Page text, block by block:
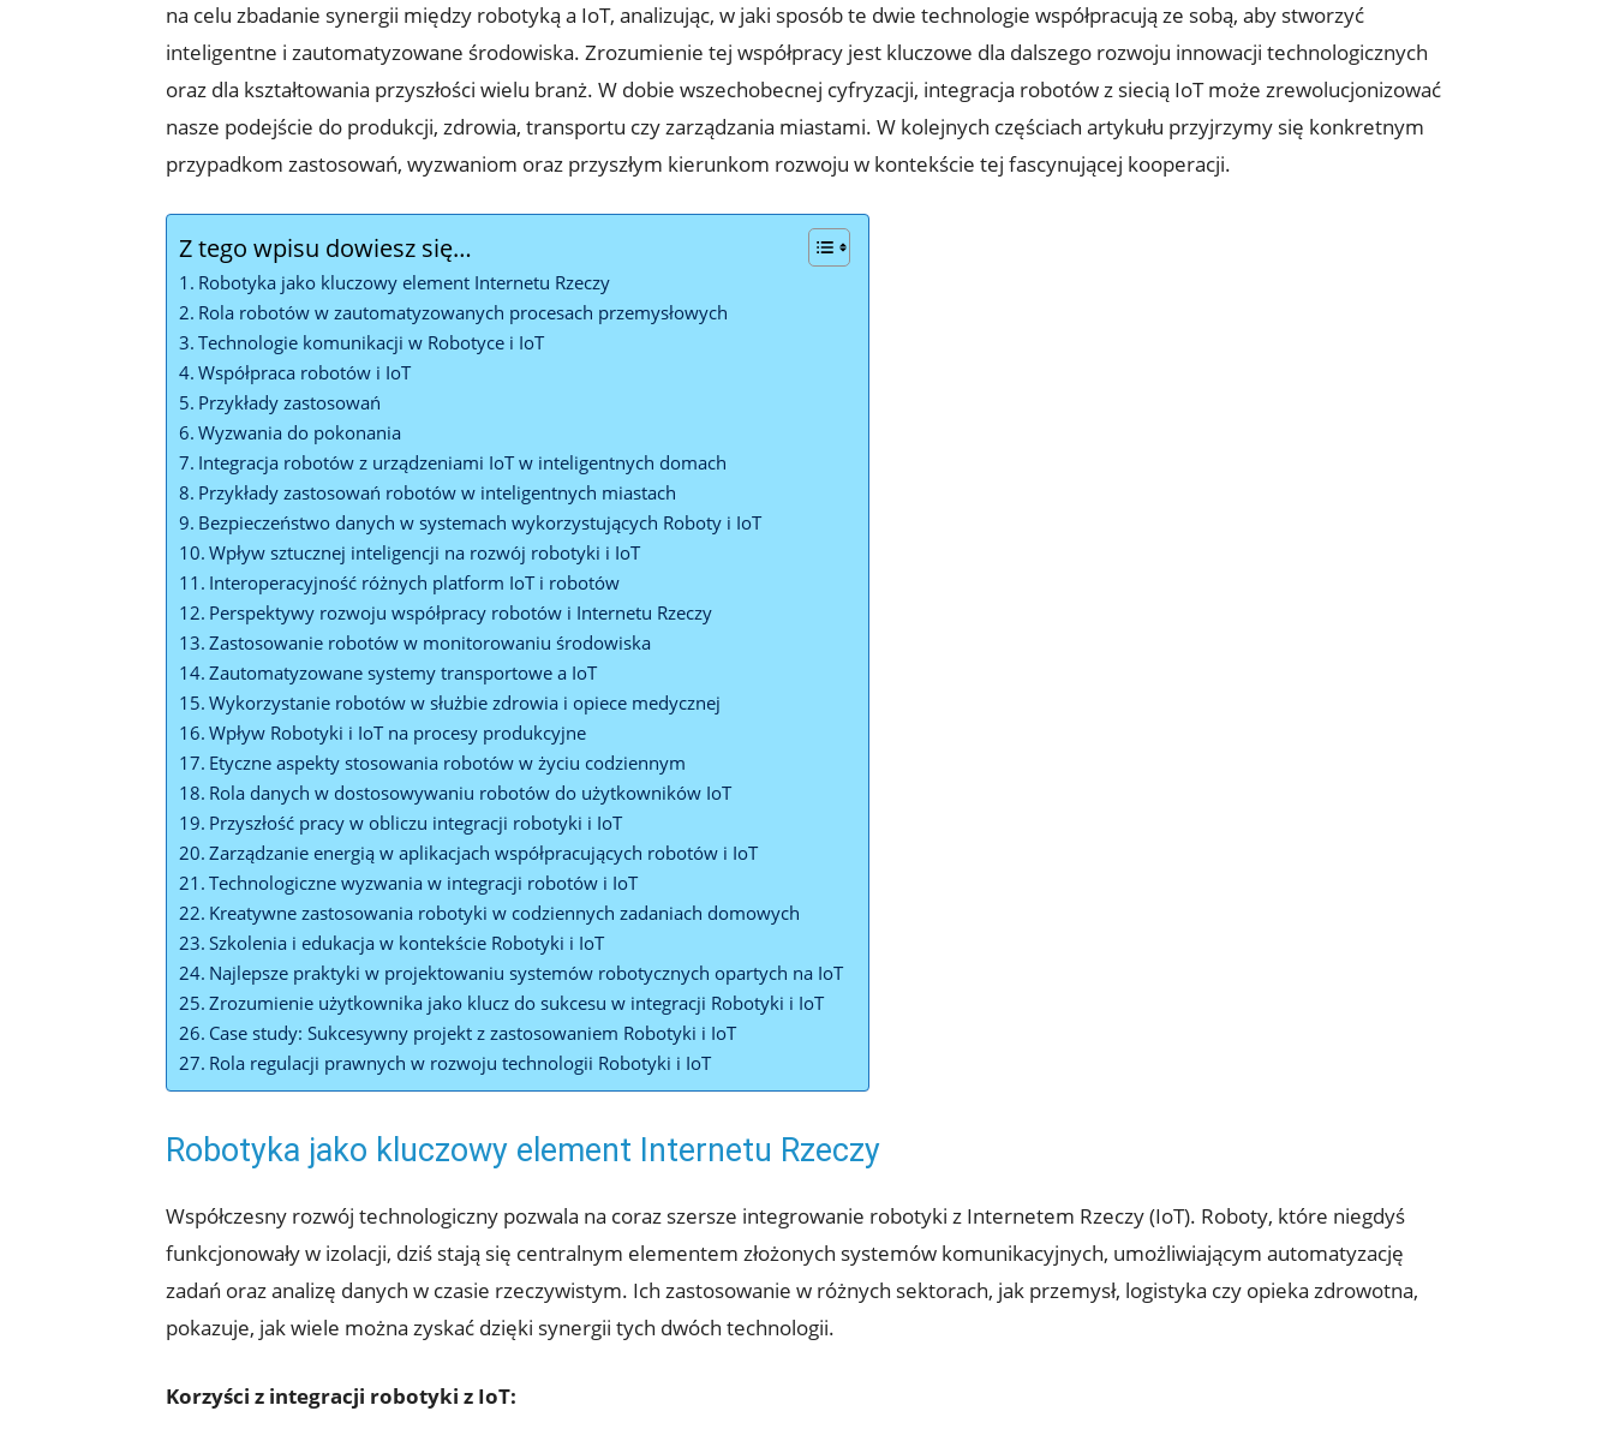
na celu zbadanie synergii między robotyką a​ IoT, analizując, w jaki ⁣sposób te dwie technologie współpracują ze sobą,⁢ aby stworzyć
inteligentne i zautomatyzowane środowiska. Zrozumienie tej‌ współpracy jest kluczowe dla ⁤dalszego rozwoju innowacji technologicznych
oraz dla ‍kształtowania przyszłości ‍wielu ‌branż. W dobie ‍wszechobecnej cyfryzacji, ​integracja robotów z siecią IoT​ może zrewolucjonizować
nasze podejście do produkcji, zdrowia, transportu czy⁤ zarządzania miastami. W kolejnych częściach‍ artykułu przyjrzymy ⁤się konkretnym
⁢przypadkom zastosowań, ⁢wyzwaniom oraz ⁣przyszłym kierunkom‌ rozwoju w kontekście tej fascynującej kooperacji.
Z tego wpisu dowiesz się…
Robotyka⁢ jako‌ kluczowy‌ element Internetu Rzeczy
Rola⁣ robotów w ⁤zautomatyzowanych‍ procesach przemysłowych
Technologie komunikacji w Robotyce i IoT
Współpraca ‍robotów​ i IoT
Przykłady zastosowań
Wyzwania do pokonania
Integracja robotów z ​urządzeniami IoT w inteligentnych domach
Przykłady zastosowań robotów w inteligentnych miastach
Bezpieczeństwo danych w systemach wykorzystujących Roboty i IoT
Wpływ sztucznej inteligencji na rozwój robotyki i IoT
Interoperacyjność różnych ​platform IoT i robotów
Perspektywy rozwoju współpracy robotów i Internetu Rzeczy
Zastosowanie ⁣robotów w monitorowaniu środowiska
Zautomatyzowane⁣ systemy transportowe a IoT
Wykorzystanie robotów w służbie zdrowia i ⁤opiece medycznej
Wpływ Robotyki i IoT na procesy ​produkcyjne
Etyczne aspekty stosowania robotów w życiu ‍codziennym
Rola ⁢danych ‌w dostosowywaniu ⁢robotów do użytkowników IoT
Przyszłość pracy ⁣w obliczu ⁣integracji⁤ robotyki i IoT
Zarządzanie energią​ w aplikacjach współpracujących robotów i IoT
Technologiczne⁢ wyzwania w integracji ⁣robotów i IoT
Kreatywne zastosowania robotyki‍ w codziennych zadaniach domowych
Szkolenia i edukacja ‍w kontekście Robotyki i IoT
Najlepsze praktyki ⁣w projektowaniu systemów ​robotycznych opartych​ na IoT
Zrozumienie użytkownika jako‍ klucz do sukcesu w integracji Robotyki i⁤ IoT
Case study: Sukcesywny projekt z zastosowaniem ⁣Robotyki i IoT
Rola regulacji prawnych w rozwoju technologii Robotyki i IoT
Robotyka⁢ jako‌ kluczowy‌ element Internetu Rzeczy
Współczesny rozwój technologiczny⁤ pozwala ​na coraz szersze integrowanie ⁢robotyki z ​Internetem​ Rzeczy (IoT). Roboty,⁣ które niegdyś
funkcjonowały w izolacji, dziś stają się ⁣centralnym elementem‍ złożonych systemów komunikacyjnych, umożliwiającym automatyzację⁤
zadań oraz analizę danych w‌ czasie rzeczywistym.⁢ Ich zastosowanie w różnych⁢ sektorach, jak przemysł, logistyka czy opieka zdrowotna,
⁢pokazuje, jak wiele można zyskać ⁢dzięki synergii tych dwóch ⁤technologii.
Korzyści⁢ z integracji robotyki z IoT: